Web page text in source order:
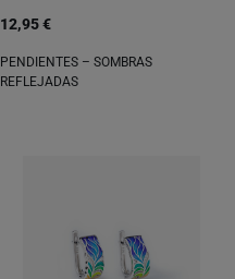
12,95 €
PENDIENTES – SOMBRAS
REFLEJADAS